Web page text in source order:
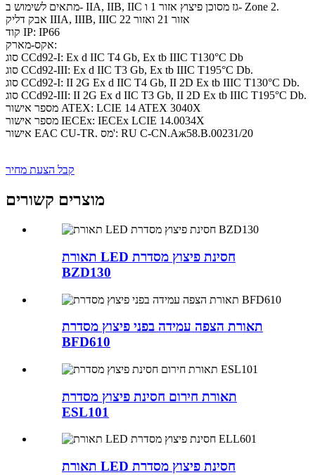
מתאים לשימוש ב- IIA, IIB, IIC גז מסוכן פיצוץ אזור 1 ו- Zone 2.
אבק דליק IIIA, IIIB, IIIC אזור 21 ואזור 22
קוד IP: IP66
אקס-מארק:
סוג CCd92-I: Ex d IIC T4 Gb, Ex tb IIIC T130°C Db
סוג CCd92-III: Ex d IIC T3 Gb, Ex tb IIIC T195°C Db.
סוג CCd92-I: II 2G Ex d IIC T4 Gb, II 2D Ex tb IIIC T130°C Db.
סוג CCd92-III: II 2G Ex d IIC T3 Gb, II 2D Ex tb IIIC T195°C Db.
מספר אישור ATEX: LCIE 14 ATEX 3040X
מספר אישור IECEx: IECEx LCIE 14.0034X
אישור EAC CU-TR. מס': RU C-CN.Aж58.B.00231/20
קבל הצעת מחיר
מוצרים קשורים
תאורת LED חסינת פיצוץ מסדרת
BZD130
תאורת הצפה עמידה בפני פיצוץ מסדרת
BFD610
תאורת חירום חסינת פיצוץ מסדרת
ESL101
תאורת LED חסינת פיצוץ מסדרת